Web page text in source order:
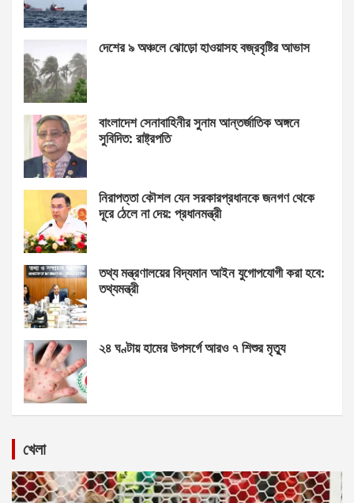
দেশের ৯ অঞ্চলে ঝোড়ো হাওয়াসহ বজ্রবৃষ্টির আভাস
বাংলাদেশ সেনাবাহিনীর সুনাম আন্তর্জাতিক অঙ্গনে
সুবিদিত: রাষ্ট্রপতি
নিরাপত্তা কৌশল যেন সরকারপ্রধানকে জনগণ থেকে
দূরে ঠেলে না দেয়: প্রধানমন্ত্রী
তথ্য মন্ত্রণালয়ের বিদ্যমান আইন যুগোপযোগী করা হবে:
তথ্যমন্ত্রী
২৪ ঘণ্টায় হামের উপসর্গে আরও ৭ শিশুর মৃত্যু
খেলা